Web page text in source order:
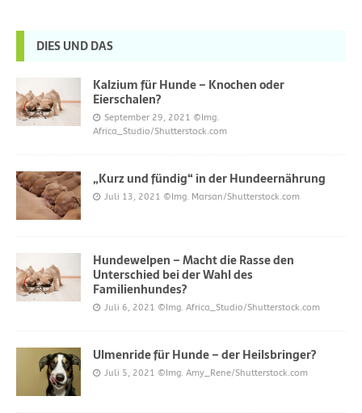
DIES UND DAS
Kalzium für Hunde – Knochen oder
Eierschalen?
September 29, 2021 ©Img.
Africa_Studio/Shutterstock.com
„Kurz und fündig“ in der Hundeernährung
Juli 13, 2021 ©Img. Marsan/Shutterstock.com
Hundewelpen – Macht die Rasse den
Unterschied bei der Wahl des
Familienhundes?
Juli 6, 2021 ©Img. Africa_Studio/Shutterstock.com
Ulmenride für Hunde – der Heilsbringer?
Juli 5, 2021 ©Img. Amy_Rene/Shutterstock.com